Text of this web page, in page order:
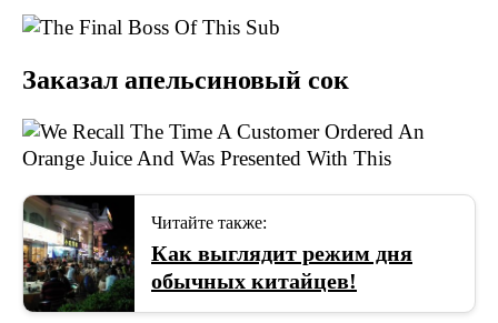
Заказал апельсиновый сок
Читайте также:
Как выглядит режим дня
обычных китайцев!